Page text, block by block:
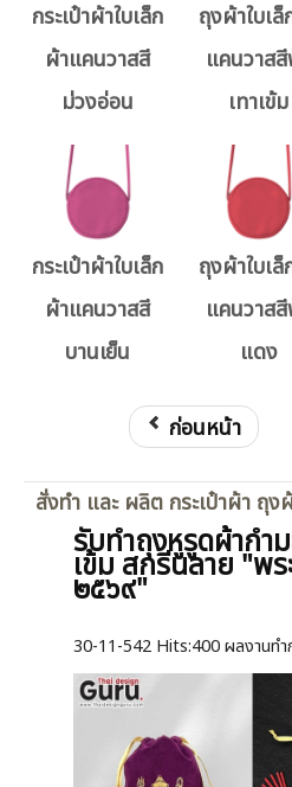
กระเป๋าผ้าใบเล็ก
ผ้าแคนวาสสี
ม่วงอ่อน
ถุงผ้าใบเ
แคนวาส
เทาเข้ม
กระเป๋าผ้าใบเล็ก
ผ้าแคนวาสสี
บานเย็น
ถุงผ้าใบเ
แคนวาส
แดง
ก่อนหน้า
สั่งทำ และ ผลิต กระเป๋าผ้า ถุง
รับทำถุงหูรูดผ้ากำ
เข้ม สกรีนลาย "พ
๒๕๖๙"
30-11-542 Hits:400 ผลงานทำ